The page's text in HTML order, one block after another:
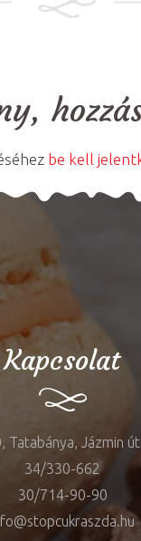
be kell
Kapcsolat
Tatabánya, Jázmin út
34/330-662
30/714-90-90